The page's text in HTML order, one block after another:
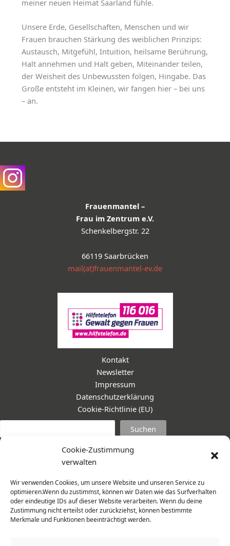
Cookie-Zustimmung
verwalten
Wir verwenden Cookies, um unsere Website und unseren Service zu
optimieren.Wenn du zustimmst, können wir Daten wie das Surfverhalten
oder eindeutige IDs auf dieser Website verarbeiten. Wenn du deine
Zustimmung nicht erteilst oder zurückziehst, können bestimmte
Merkmale und Funktionen beeinträchtigt werden.
meiner neuen Heimat Saarland fühle.
Unsere Erde, Gesellschaften, Menschen und wir
Frauen brauchen Stärkung des weiblichen Prinzips:
Austausch, Mitgefühl, Intuition, heilsame Berührung,
Halt annehmen und Halt geben, Miteinander teilen,
der Weisheit des Unbewussten folgen, Hingabe. Das
Große entsteht im Kleinen, wir fangen hier – bei uns
– an.
Frauenmantel –
Frau im Zentrum e.V.
Schenkelbergstr. 22
66119 Saarbrücken
mail(at)frauenmantel-ev.de
Kontakt
Newsletter
Impressum
Datenschutzerklärung
Cookie-Richtlinie (EU)
Suchen